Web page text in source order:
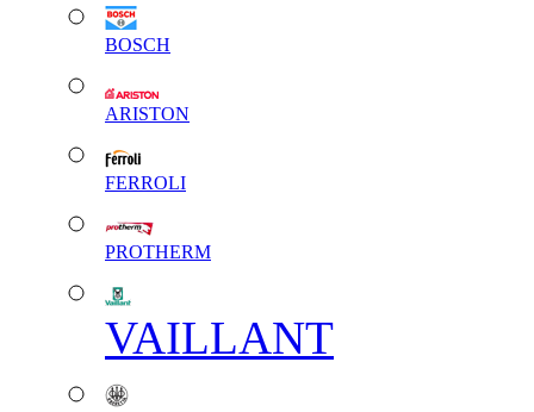
BOSCH
ARISTON
FERROLI
PROTHERM
VAILLANT